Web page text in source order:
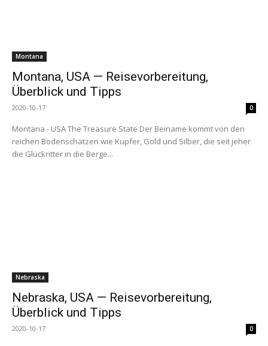
Montana
Montana, USA — Reisevorbereitung,
Überblick und Tipps
2020-10-17 0
Montana - USA The Treasure State Der Beiname kommt von den
reichen Bodenschätzen wie Kupfer, Gold und Silber, die seit jeher
die Glückritter in die Berge...
Nebraska
Nebraska, USA — Reisevorbereitung,
Überblick und Tipps
2020-10-17 0